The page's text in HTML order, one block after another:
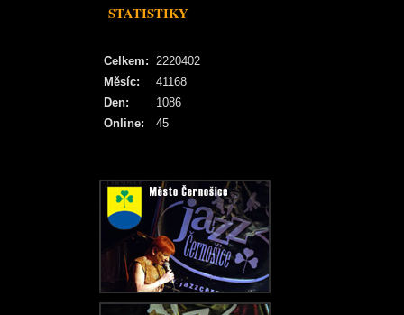
STATISTIKY
Online: 45
Celkem: 2220402
Měsíc:
41168
Den:
1086